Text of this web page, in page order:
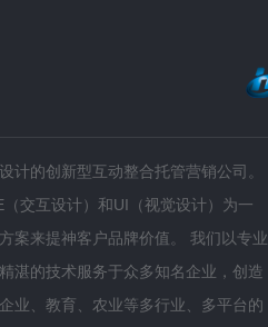
计的创新型互动整合托管营销公司。
交互设计）和UI（视觉设计）为一
案来提神客户品牌价值。 我们以专业
湛的技术服务于众多知名企业，创造
业、教育、农业等多行业、多平台的